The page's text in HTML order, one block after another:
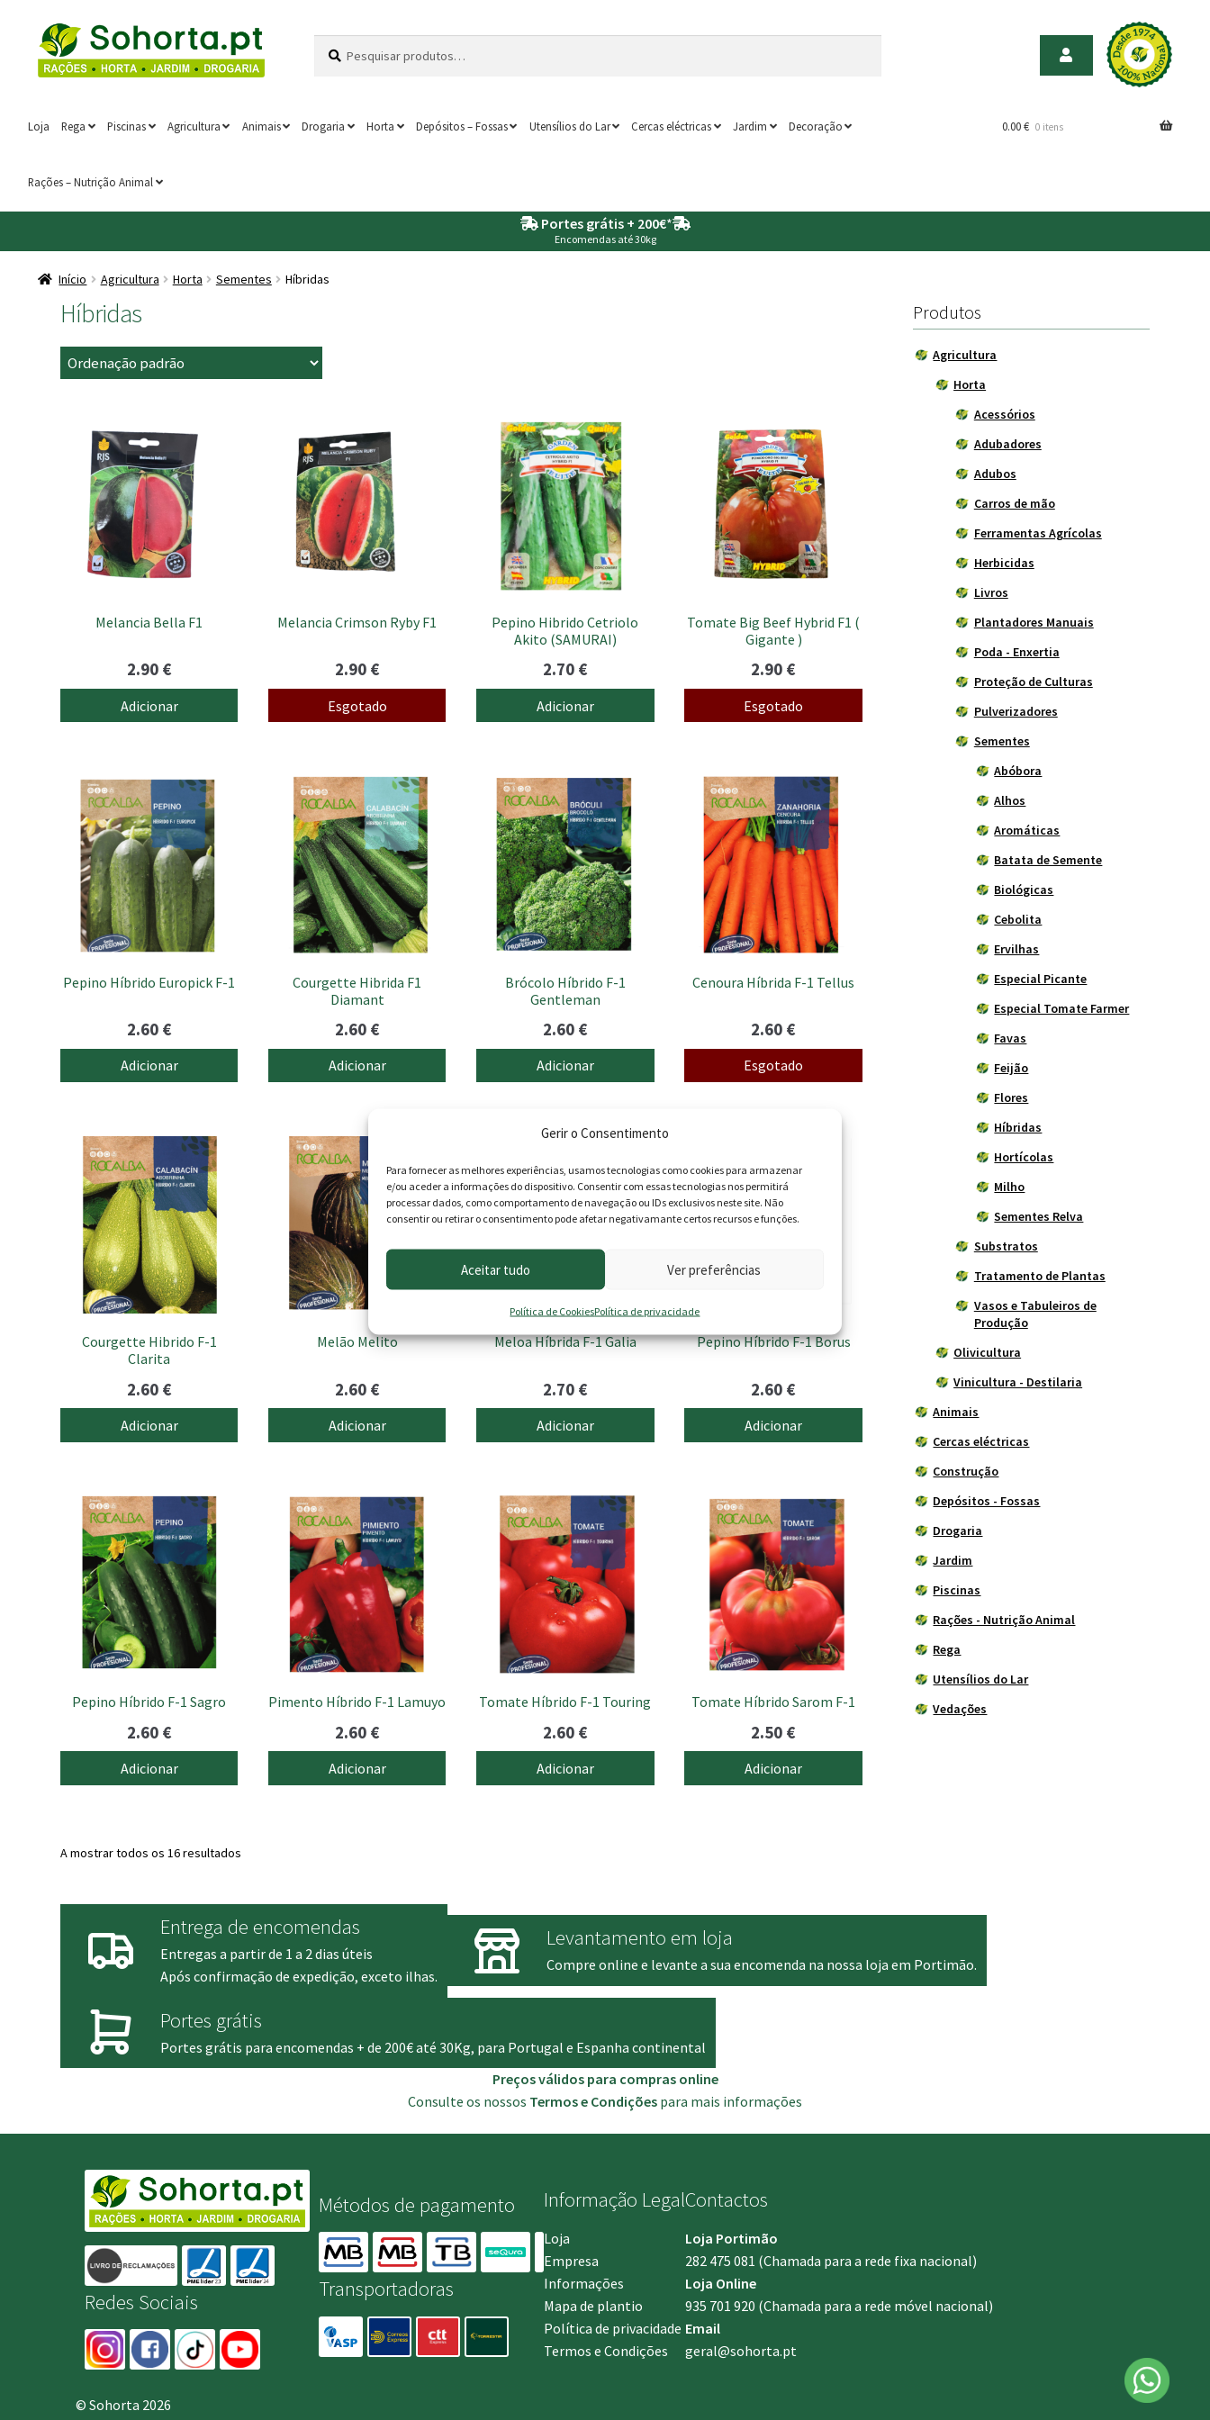
Gerir o Consentimento
Para fornecer as melhores experiências, usamos tecnologias como cookies para armazenar
e/ou aceder a informações do dispositivo. Consentir com essas tecnologias nos permitirá
processar dados, como comportamento de navegação ou IDs exclusivos neste site. Não
consentir ou retirar o consentimento pode afetar negativamante certos recursos e funções.
Aceitar tudo Ver preferências
Política de CookiesPolítica de privacidade
Ir
para
a
Saltar
para
o
por:
Loja Rega Piscinas Agricultura Animais Drogaria Horta Depósitos – Fossas Utensílios do Lar Cercas eléctricas Jardim Decoração
Rações – Nutrição Animal
0.00€ 0 itens
Portes grátis + 200€*
Encomendas até 30kg
Início Agricultura Horta Sementes Híbridas
Híbridas
Melancia Bella F1
2.90 €
Adicionar
Melancia Crimson Ryby F1
2.90 €
Esgotado
Pepino Hibrido Cetriolo
Akito (SAMURAI)
2.70 €
Adicionar
Tomate Big Beef Hybrid F1 (
Gigante )
2.90 €
Esgotado
Pepino Híbrido Europick F-1
2.60 €
Adicionar
Courgette Hibrida F1
Diamant
2.60 €
Adicionar
Brócolo Híbrido F-1
Gentleman
2.60 €
Adicionar
Cenoura Híbrida F-1 Tellus
2.60 €
Esgotado
Courgette Hibrido F-1
Clarita
2.60 €
Adicionar
Melão Melito
2.60 €
Adicionar
Meloa Híbrida F-1 Galia
2.70 €
Adicionar
Pepino Híbrido F-1 Borus
2.60 €
Adicionar
Pepino Híbrido F-1 Sagro
2.60 €
Adicionar
Pimento Híbrido F-1 Lamuyo
2.60 €
Adicionar
Tomate Híbrido F-1 Touring
2.60 €
Adicionar
Tomate Híbrido Sarom F-1
2.50 €
Adicionar
A mostrar todos os 16 resultados
Produtos
Agricultura
Horta
Acessórios
Adubadores
Adubos
Carros de mão
Ferramentas Agrícolas
Herbicidas
Livros
Plantadores Manuais
Poda - Enxertia
Proteção de Culturas
Pulverizadores
Sementes
Abóbora
Alhos
Aromáticas
Batata de Semente
Biológicas
Cebolita
Ervilhas
Especial Picante
Especial Tomate Farmer
Favas
Feijão
Flores
Híbridas
Hortícolas
Milho
Sementes Relva
Substratos
Tratamento de Plantas
Vasos e Tabuleiros de
Produção
Olivicultura
Vinicultura - Destilaria
Animais
Cercas eléctricas
Construção
Depósitos - Fossas
Drogaria
Jardim
Piscinas
Rações - Nutrição Animal
Rega
Utensílios do Lar
Vedações
Entrega de encomendas
Entregas a partir de 1 a 2 dias úteis
Após confirmação de expedição, exceto ilhas.
Levantamento em loja
Compre online e levante a sua encomenda na nossa loja em Portimão.
Portes grátis
Portes grátis para encomendas + de 200€ até 30Kg, para Portugal e Espanha continental
Preços válidos para compras online
Consulte os nossos Termos e Condições para mais informações
Redes Sociais
Métodos de pagamento
Transportadoras
Informação Legal
Loja
Empresa
Informações
Mapa de plantio
Política de privacidade
Termos e Condições
Contactos
Loja Portimão
282 475 081 (Chamada para a rede fixa nacional)
Loja Online
935 701 920 (Chamada para a rede móvel nacional)
Email
geral@sohorta.pt
© Sohorta 2026